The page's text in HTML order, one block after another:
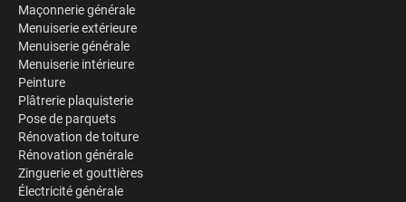
Maçonnerie générale
Menuiserie extérieure
Menuiserie générale
Menuiserie intérieure
Peinture
Plâtrerie plaquisterie
Pose de parquets
Rénovation de toiture
Rénovation générale
Zinguerie et gouttières
Électricité générale